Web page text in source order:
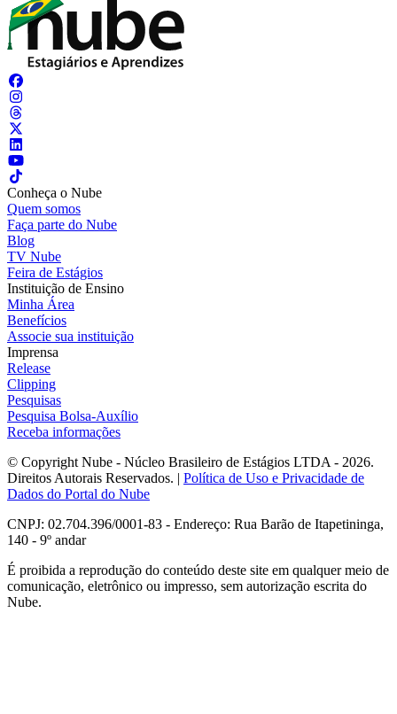
Conheça o Nube
Quem somos
Faça parte do Nube
Blog
TV Nube
Feira de Estágios
Instituição de Ensino
Minha Área
Benefícios
Associe sua instituição
Imprensa
Release
Clipping
Pesquisas
Pesquisa Bolsa-Auxílio
Receba informações
© Copyright Nube - Núcleo Brasileiro de Estágios LTDA - 2026.
Direitos Autorais Reservados. | Política de Uso e Privacidade de
Dados do Portal do Nube
CNPJ: 02.704.396/0001-83 - Endereço: Rua Barão de Itapetininga,
140 - 9º andar
É proibida a reprodução do conteúdo deste site em qualquer meio de
comunicação, eletrônico ou impresso, sem autorização escrita do
Nube.